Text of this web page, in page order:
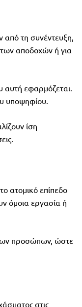
από τη συνέντευξη,
αποδοχών ή για
αυτή εφαρμόζεται.
υποψηφίου.
ίση
ατομικό επίπεδο
όμοια εργασία ή
προσώπων, ώστε
στις